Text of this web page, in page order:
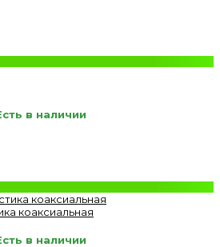
в наличии
коаксиальная
в наличии